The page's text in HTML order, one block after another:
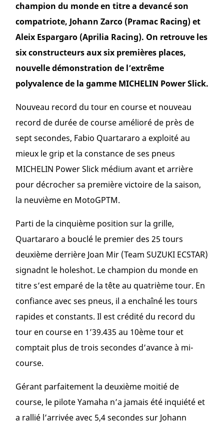
champion du monde en titre a devancé son
compatriote, Johann Zarco (Pramac Racing) et
Aleix Espargaro (Aprilia Racing). On retrouve les
six constructeurs aux six premières places,
nouvelle démonstration de l’extrême
polyvalence de la gamme MICHELIN Power Slick.
Nouveau record du tour en course et nouveau
record de durée de course amélioré de près de
sept secondes, Fabio Quartararo a exploité au
mieux le grip et la constance de ses pneus
MICHELIN Power Slick médium avant et arrière
pour décrocher sa première victoire de la saison,
la neuvième en MotoGPTM.
Parti de la cinquième position sur la grille,
Quartararo a bouclé le premier des 25 tours
deuxième derrière Joan Mir (Team SUZUKI ECSTAR)
signadnt le holeshot. Le champion du monde en
titre s’est emparé de la tête au quatrième tour. En
confiance avec ses pneus, il a enchaîné les tours
rapides et constants. Il est crédité du record du
tour en course en 1’39.435 au 10ème tour et
comptait plus de trois secondes d’avance à mi-
course.
Gérant parfaitement la deuxième moitié de
course, le pilote Yamaha n’a jamais été inquiété et
a rallié l’arrivée avec 5,4 secondes sur Johann